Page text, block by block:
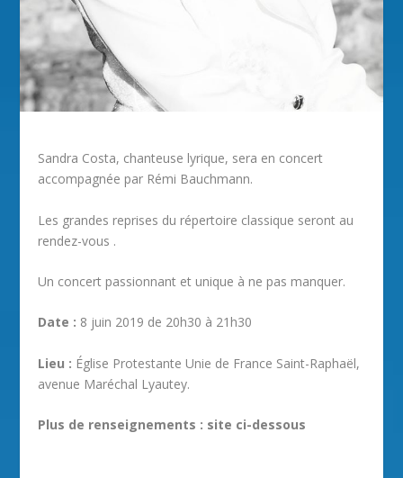
Sandra Costa, chanteuse lyrique, sera en concert
accompagnée par Rémi Bauchmann.
Les grandes reprises du répertoire classique seront au
rendez-vous .
Un concert passionnant et unique à ne pas manquer.
Date : 8 juin 2019 de 20h30 à 21h30
Lieu : Église Protestante Unie de France Saint-Raphaël,
avenue Maréchal Lyautey.
Plus de renseignements : site ci-dessous